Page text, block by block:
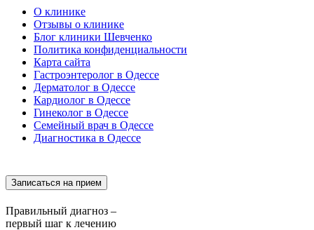
О клинике
Отзывы о клинике
Блог клиники Шевченко
Политика конфиденциальности
Карта сайта
Гастроэнтеролог в Одессе
Дерматолог в Одессе
Кардиолог в Одессе
Гинеколог в Одессе
Семейный врач в Одессе
Диагностика в Одессе
Записаться на прием
Правильный диагноз –
первый шаг к лечению